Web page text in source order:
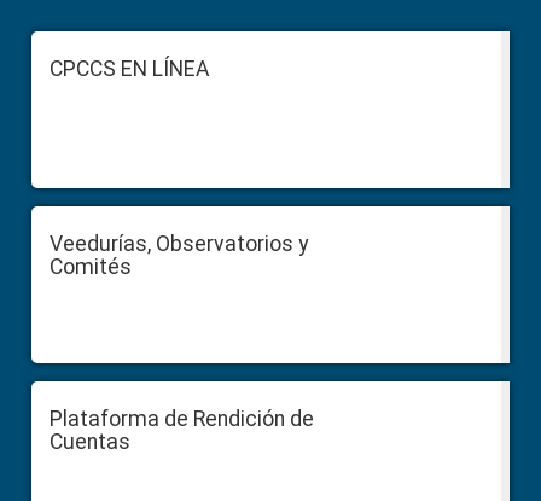
FooterCPCCS EN LÍNEA
Veedurías, Observatorios y
Comités
Plataforma de Rendición de
Cuentas